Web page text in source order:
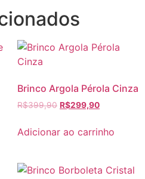
Brinco Argola Pérola Cinza
R$399,90 R$299,90
Adicionar ao carrinho